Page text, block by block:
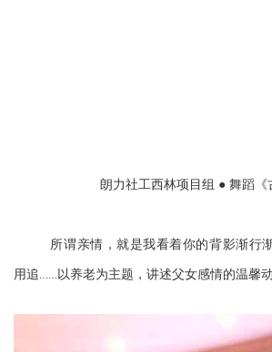
朗力社工西林项目组 ● 舞蹈《
所谓亲情，就是我看着你的背影渐行
用追……以养老为主题，讲述父女感情的温馨动